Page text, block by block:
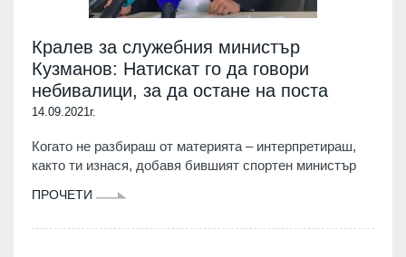
Кралев за служебния министър
Кузманов: Натискат го да говори
небивалици, за да остане на поста
14.09.2021г.
Когато не разбираш от материята – интерпретираш,
както ти изнася, добавя бившият спортен министър
ПРОЧЕТИ